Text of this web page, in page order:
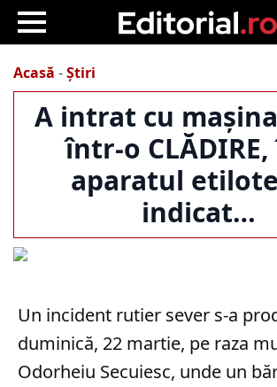
Acasă -Știri
A intrat cu
într-o
aparatul
indicat…
Un incident rutier sever s-a
duminică, 22 martie, pe raza
Odorheiu Secuiesc, unde un